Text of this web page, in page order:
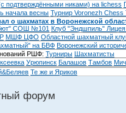
подтверждёнными никами) на lichess
начала весны Турнир Voronezh
о шахматах в Воронежской
СОШ №101 Клуб "Эндшпиль"
МШФ ЦФО Областной шахматный
на БВФ Воронежский
РШФ: Турниры Шахматисты
Урюпинск Балашов Тамбов
Те же и Яриков
форум